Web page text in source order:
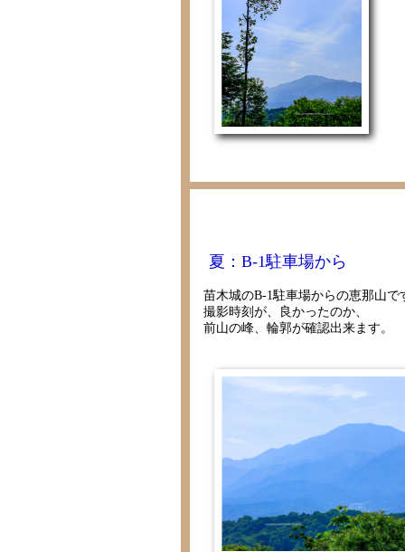
夏：B-1駐車場から
苗木城のB-1駐車場からの恵那山で
撮影時刻が、良かったのか、
前山の峰、輪郭が確認出来ます。